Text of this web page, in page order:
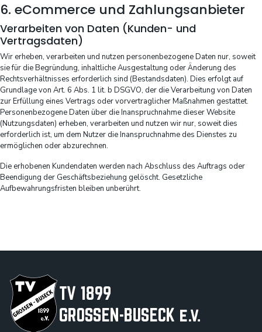
6. eCommerce und Zahlungs­anbieter
Verarbeiten von Daten (Kunden- und
Vertragsdaten)
Wir erheben, verarbeiten und nutzen personenbezogene Daten nur, soweit
sie für die Begründung, inhaltliche Ausgestaltung oder Änderung des
Rechtsverhältnisses erforderlich sind (Bestandsdaten). Dies erfolgt auf
Grundlage von Art. 6 Abs. 1 lit. b DSGVO, der die Verarbeitung von Daten
zur Erfüllung eines Vertrags oder vorvertraglicher Maßnahmen gestattet.
Personenbezogene Daten über die Inanspruchnahme dieser Website
(Nutzungsdaten) erheben, verarbeiten und nutzen wir nur, soweit dies
erforderlich ist, um dem Nutzer die Inanspruchnahme des Dienstes zu
ermöglichen oder abzurechnen.
Die erhobenen Kundendaten werden nach Abschluss des Auftrags oder
Beendigung der Geschäftsbeziehung gelöscht. Gesetzliche
Aufbewahrungsfristen bleiben unberührt.